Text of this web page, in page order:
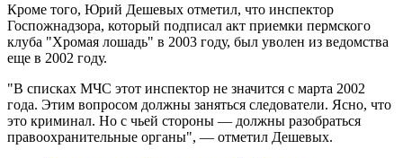
Кроме того, Юрий Дешевых отметил, что инспектор
Госпожнадзора, который подписал акт приемки пермского
клуба "Хромая лошадь" в 2003 году, был уволен из ведомства
еще в 2002 году.
"В списках МЧС этот инспектор не значится с марта 2002
года. Этим вопросом должны заняться следователи. Ясно, что
это криминал. Но с чьей стороны — должны разобраться
правоохранительные органы", — отметил Дешевых.